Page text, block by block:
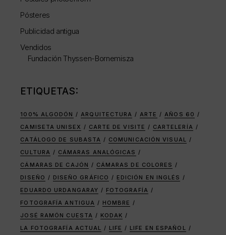
Pósteres
Publicidad antigua
Vendidos
Fundación Thyssen-Bornemisza
ETIQUETAS:
100% ALGODÓN ARQUITECTURA ARTE
AÑOS 60
CAMISETA UNISEX
CARTE DE VISITE
CARTELERÍA
CATÁLOGO DE SUBASTA
COMUNICACIÓN VISUAL
CULTURA
CÁMARAS ANALÓGICAS
CÁMARAS DE CAJÓN
CÁMARAS DE COLORES
DISEÑO
DISEÑO GRÁFICO
EDICIÓN EN INGLÉS
EDUARDO URDANGARAY
FOTOGRAFÍA
FOTOGRAFÍA ANTIGUA
HOMBRE
JOSÉ RAMÓN CUESTA
KODAK
LA FOTOGRAFÍA ACTUAL
LIFE
LIFE EN ESPAÑOL